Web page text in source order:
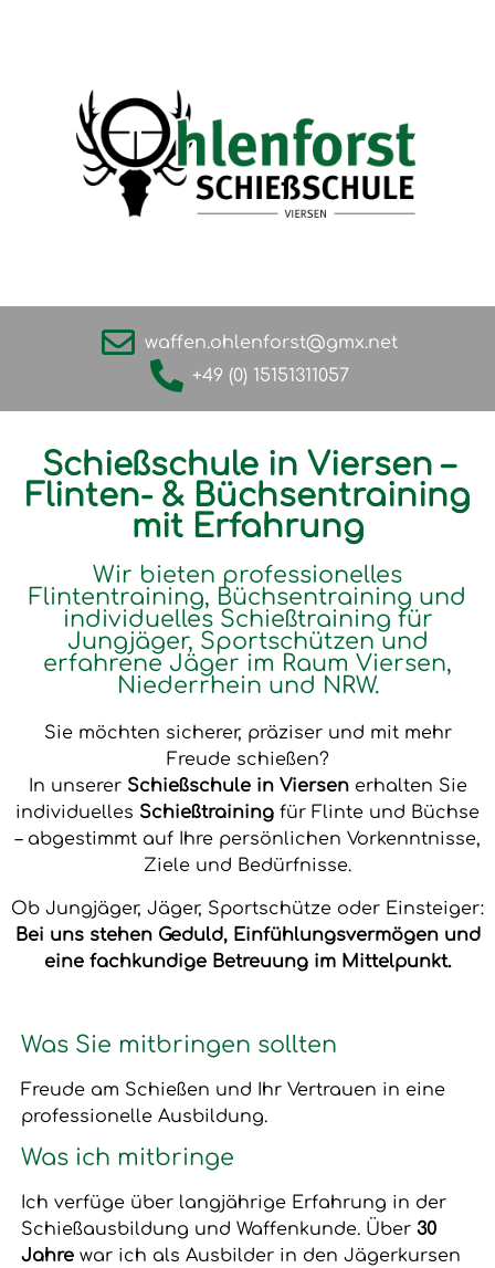
waffen.ohlenforst@gmx.net
+49 (0) 15151311057
Schießschule in Viersen –
Flinten- & Büchsentraining
mit Erfahrung
Wir bieten professionelles
Flintentraining, Büchsentraining und
individuelles Schießtraining für
Jungjäger, Sportschützen und
erfahrene Jäger im Raum Viersen,
Niederrhein und NRW.
Sie möchten sicherer, präziser und mit mehr
Freude schießen?
In unserer Schießschule in Viersenerhalten Sie
individuelles Schießtraining für Flinte und Büchse
– abgestimmt auf Ihre persönlichen Vorkenntnisse,
Ziele und Bedürfnisse.
Ob Jungjäger, Jäger, Sportschütze oder Einsteiger:
Bei uns stehen Geduld, Einfühlungsvermögen und
eine fachkundige Betreuung im Mittelpunkt.
Was Sie mitbringen sollten
Freude am Schießen und Ihr Vertrauen in eine
professionelle Ausbildung.
Was ich mitbringe
Ich verfüge über langjährige Erfahrung in der
Schießausbildung und Waffenkunde. Über 30
Jahrewar ich als Ausbilder in den Jägerkursen